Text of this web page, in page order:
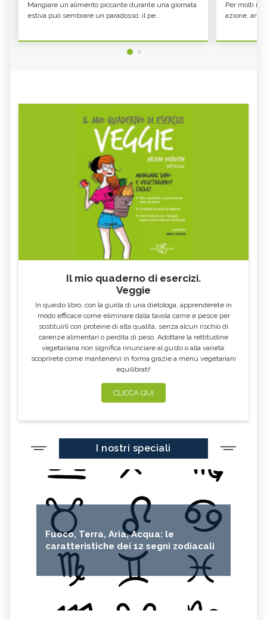
Mangiare un alimento piccante durante una giornata
estiva può sembrare un paradosso: il pe...
Per molti il
azione,
Il mio quaderno di esercizi.
Veggie
In questo libro, con la guida di una dietologa, apprenderete in
modo efficace come eliminare dalla tavola carne e pesce per
sostituirli con proteine di alta qualità, senza alcun rischio di
carenze alimentari o perdita di peso. Adottare la rettitudine
vegetariana non significa rinunciare al gusto o alla varietà:
scoprirete come mantenervi in forma grazie a menu vegetariani
equilibrati!
CLICCA QUI
I nostri speciali
Fuoco, Terra, Aria, Acqua: le
caratteristiche dei 12 segni zodiacali